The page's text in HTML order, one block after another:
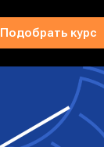
Подобрать курс